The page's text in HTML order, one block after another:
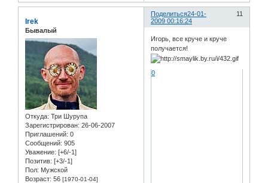
Поделиться 11
24-01-
2009 00:16:24
Irek
Бывалый
Откуда: Три Шурупа
Зарегистрирован: 26-06-2007
Приглашений: 0
Сообщений: 905
Уважение: [+6/-1]
Позитив: [+3/-1]
Пол: Мужской
Возраст: 56 [1970-01-04]
Игорь, все круче и круче
получается!
0